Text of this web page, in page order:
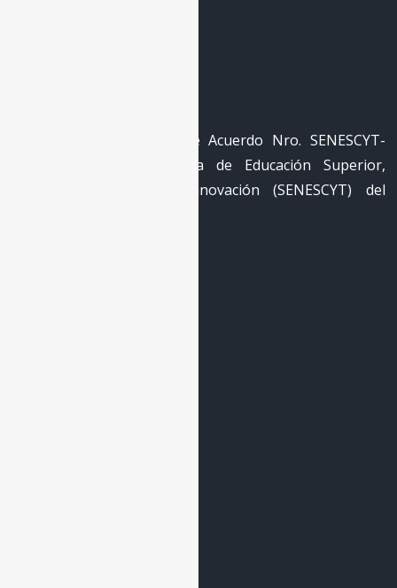
REG-RED-18-0050 mediante Acuerdo Nro. SENESCYT-
2018-040 de la Secretaría de Educación Superior,
Ciencia, Tecnología e Innovación (SENESCYT) del